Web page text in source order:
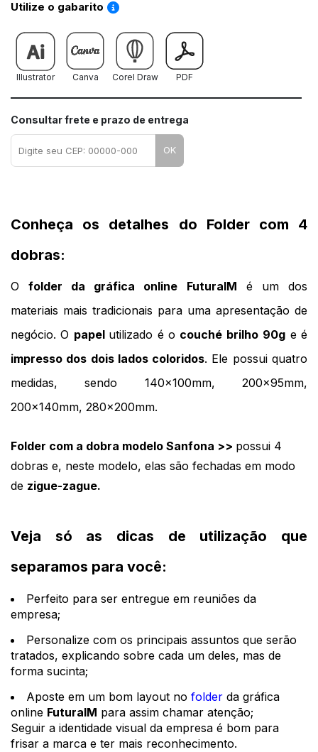
Utilize o gabarito Saiba como utilizar os nossos gabaritos
Illustrator Canva Corel Draw PDF
Consultar frete e prazo de entrega
OK
Conheça os detalhes do Folder com 4
dobras:
O folder da gráfica online FuturaIM é um dos
materiais mais tradicionais para uma apresentação de
negócio. O papel utilizado é o couché brilho 90g
impresso dos dois lados coloridos. Ele possui quatro
medidas, sendo 140x100mm, 200x95mm,
200x140mm, 280x200mm.
Folder com a dobra modelo Sanfona >> possui 4
dobras e, neste modelo, elas são fechadas em modo
de zigue-zague.
Veja só as dicas de utilização que
separamos para você:
Perfeito para ser entregue em reuniões da
empresa;
Personalize com os principais assuntos que serão
tratados, explicando sobre cada um deles, mas de
forma sucinta;
Aposte em um bom layout no folder da gráfica
online FuturaIM para assim chamar atenção;
Seguir a identidade visual da empresa é bom para
frisar a marca e ter mais reconhecimento.